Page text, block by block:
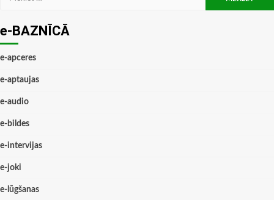
e-BAZNĪCĀ
e-apceres
e-aptaujas
e-audio
e-bildes
e-intervijas
e-joki
e-lūgšanas